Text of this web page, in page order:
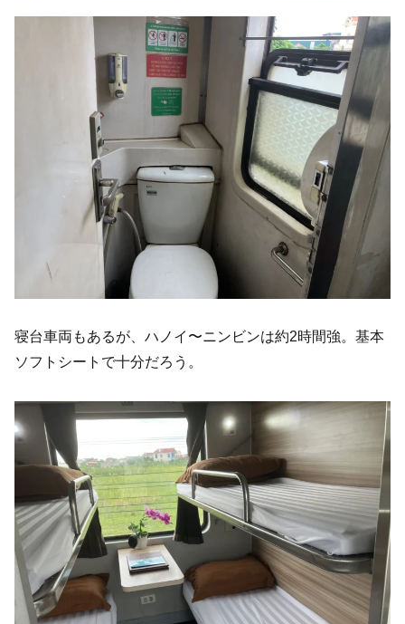
寝台車両もあるが、ハノイ〜ニンビンは約2時間強。基本
ソフトシートで十分だろう。